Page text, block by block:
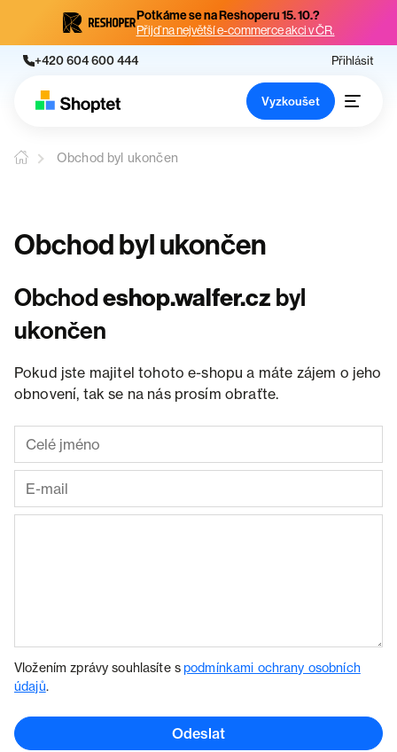
Potkáme se na Reshoperu 15. 10.?
Přijď na největší e-commerce akci v ČR.
+420 604 600 444 Přihlásit
Vyzkoušet
Obchod byl ukončen
Obchod byl ukončen
Obchodeshop.walfer.cz byl
ukončen
Pokud jste majitel tohoto e-shopu a máte zájem o jeho
obnovení, tak se na nás prosím obraťte.
Vložením zprávy souhlasíte spodmínkami ochrany osobních
údajů.
Odeslat